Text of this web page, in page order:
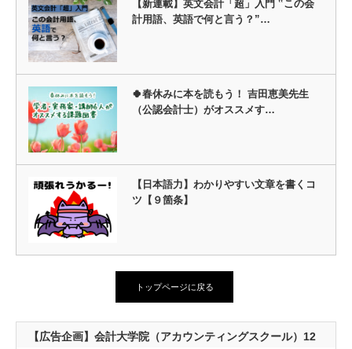
【新連載】英文会計「超」入門 ‟この会
計用語、英語で何と言う？”…
🍀春休みに本を読もう！ 吉田恵美先生
（公認会計士）がオススメす…
【日本語力】わかりやすい文章を書くコ
ツ【９箇条】
トップページに戻る
【広告企画】会計大学院（アカウンティングスクール）12